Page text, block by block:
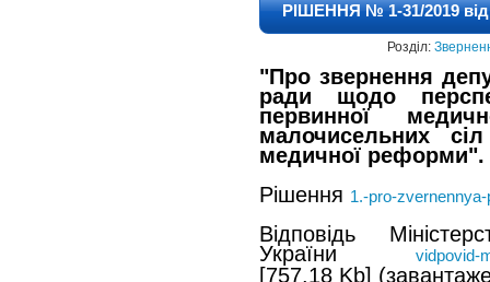
РІШЕННЯ № 1-31/2019 від
Розділ:
"Про звернення
ради щодо
первинної
малочисельних
медичної реформи".
Рішення 1.-pro-
Відповідь
України
vidpovid-
[757.18 Kb]